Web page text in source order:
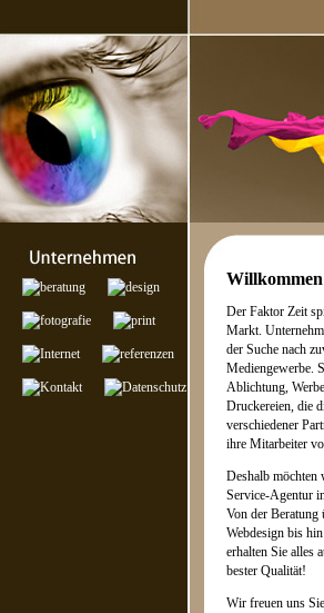
Willkommen
Der Faktor Zeit
Markt.
der Suche nach
Mediengewerbe.
Ablichtung,
Druckereien, die
verschiedener
ihre Mitarbeiter
Deshalb möchten
Service-Agentur
Von der Beratung
Webdesign bis
erhalten Sie alles
bester Qualität!
Wir freuen uns